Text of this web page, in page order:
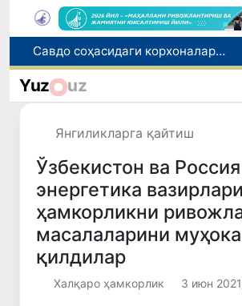
Савдо соҳасидаги корхоналар 18,8 трлн сўмдан ортиқ солиқ тўлади
Нукус шаҳрига янги прокурор тайинланди
Чет тилини билиш даражасини аниқлаш бўйича малака имтиҳонлари ўтказилади
Yuz uz
Янгиликларга қайтиш
Ўзбекистон ва Россия
энергетика вазирлари
ҳамкорликни
масалаларини
қилдилар
Халқаро ҳамкорлик 3 июн